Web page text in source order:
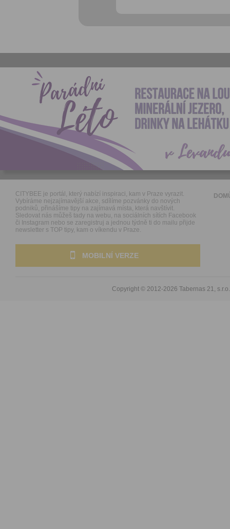
CITYBEE je portál, který nabízí inspiraci, kam v Praze vyrazit.
Vybíráme nejzajímavější akce, sdílíme pozvánky do nových
podniků, přinášíme tipy na zajímavá místa, která navštívit.
Sledovat nás můžeš tady na webu, na sociálních sítích Facebook
či Instagram nebo se zaregistruj a jednou týdně ti do mailu přijde
newsletter s TOP tipy, kam o víkendu v Praze.
MOBILNÍ VERZE
Copyright © 2012-2026 Tabernas 21, s.r.o.